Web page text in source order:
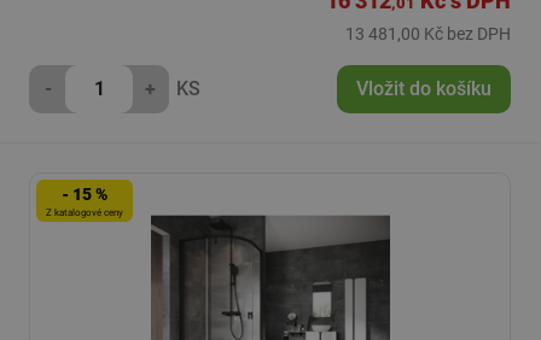
13 481,00 Kč bez DPH
- + KS Vložit do košíku
- 15 %
Z katalogové ceny